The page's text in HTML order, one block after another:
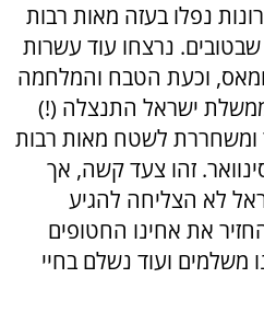
נפלו בעזה מאות רבות
שבטובים. נרצחו עוד עשרות
וכעת הטבח והמלחמה
ישראל התנצלה (!)
לשטח מאות רבות
זהו צעד קשה, אך
לא הצליחה להגיע
את אחינו החטופים
משלמים ועוד נשלם בחיי